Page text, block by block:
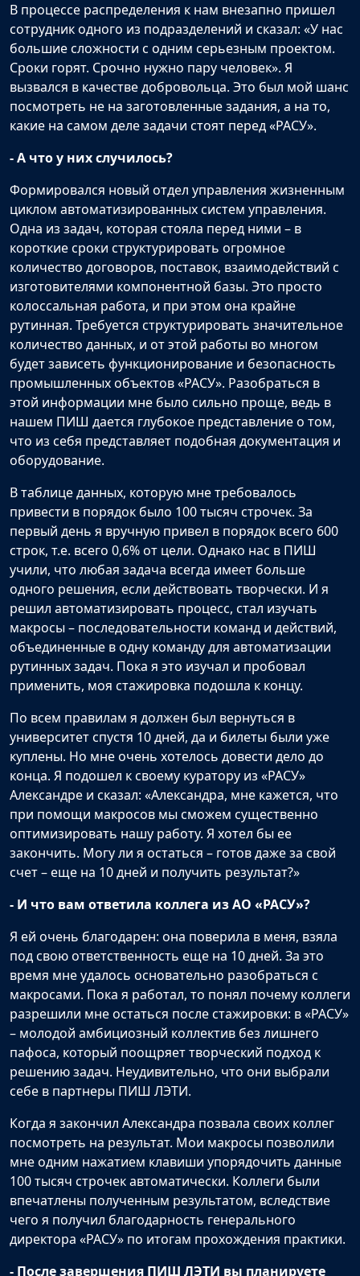
В процессе распределения к нам внезапно пришел
сотрудник одного из подразделений и сказал: «У нас
большие сложности с одним серьезным проектом.
Сроки горят. Срочно нужно пару человек». Я
вызвался в качестве добровольца. Это был мой шанс
посмотреть не на заготовленные задания, а на то,
какие на самом деле задачи стоят перед «РАСУ».
- А что у них случилось?
Формировался новый отдел управления жизненным
циклом автоматизированных систем управления.
Одна из задач, которая стояла перед ними – в
короткие сроки структурировать огромное
количество договоров, поставок, взаимодействий с
изготовителями компонентной базы. Это просто
колоссальная работа, и при этом она крайне
рутинная. Требуется структурировать значительное
количество данных, и от этой работы во многом
будет зависеть функционирование и безопасность
промышленных объектов «РАСУ». Разобраться в
этой информации мне было сильно проще, ведь в
нашем ПИШ дается глубокое представление о том,
что из себя представляет подобная документация и
оборудование.
В таблице данных, которую мне требовалось
привести в порядок было 100 тысяч строчек. За
первый день я вручную привел в порядок всего 600
строк, т.е. всего 0,6% от цели. Однако нас в ПИШ
учили, что любая задача всегда имеет больше
одного решения, если действовать творчески. И я
решил автоматизировать процесс, стал изучать
макросы – последовательности команд и действий,
объединенные в одну команду для автоматизации
рутинных задач. Пока я это изучал и пробовал
применить, моя стажировка подошла к концу.
По всем правилам я должен был вернуться в
университет спустя 10 дней, да и билеты были уже
куплены. Но мне очень хотелось довести дело до
конца. Я подошел к своему куратору из «РАСУ»
Александре и сказал: «Александра, мне кажется, что
при помощи макросов мы сможем существенно
оптимизировать нашу работу. Я хотел бы ее
закончить. Могу ли я остаться – готов даже за свой
счет – еще на 10 дней и получить результат?»
- И что вам ответила коллега из АО «РАСУ»?
Я ей очень благодарен: она поверила в меня, взяла
под свою ответственность еще на 10 дней. За это
время мне удалось основательно разобраться с
макросами. Пока я работал, то понял почему коллеги
разрешили мне остаться после стажировки: в «РАСУ»
– молодой амбициозный коллектив без лишнего
пафоса, который поощряет творческий подход к
решению задач. Неудивительно, что они выбрали
себе в партнеры ПИШ ЛЭТИ.
Когда я закончил Александра позвала своих коллег
посмотреть на результат. Мои макросы позволили
мне одним нажатием клавиши упорядочить данные
100 тысяч строчек автоматически. Коллеги были
впечатлены полученным результатом, вследствие
чего я получил благодарность генерального
директора «РАСУ» по итогам прохождения практики.
- После завершения ПИШ ЛЭТИ вы планируете